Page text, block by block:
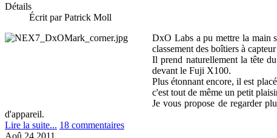
Détails
Écrit par Patrick Moll
DxO Labs a pu mettre la main
classement des boîtiers à
Il prend naturellement la tête
devant le Fuji X100.
Plus étonnant encore, il est
c'est tout de même un petit
Je vous propose de regarder
d'appareil.
Lire la suite... 18 commentaires
Aoû 24 2011